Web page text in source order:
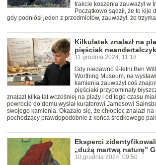
trakcie koszenia zauważył w
Początkowo sądził, że to kije
gdy podniósł jeden z przedmiotów, zauważył, że
Kilkulatek znalazł na
pięściak
11 grudnia 2024, 11:18
Gdy niedawno 9-letni Ben
Worthing Museum, na
kamienia zauważył coś
pięściaki przypominały
znalazł kilka lat wcześniej na plaży i od tego czasu
powrocie do domu wysłał kuratorowi Jamesowi
swojego kamienia. Okazało się, że chłopiec znalazl
pochodzący prawdopodobnie z końca środkowego
Eksperci
„dużą martwą naturę”
10 grudnia 2024, 09:50